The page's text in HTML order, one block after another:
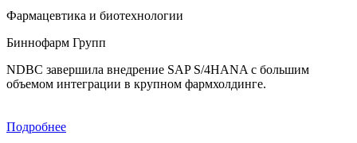
Фармацевтика и биотехнологии
Биннофарм Групп
NDBC завершила внедрение SAP S/4HANA с большим
объемом интеграции в крупном фармхолдинге.
Подробнее